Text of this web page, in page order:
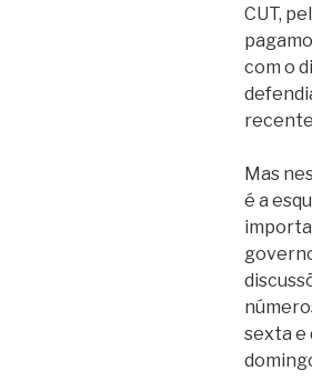
CUT,
com o
Mas
é a
sexta e